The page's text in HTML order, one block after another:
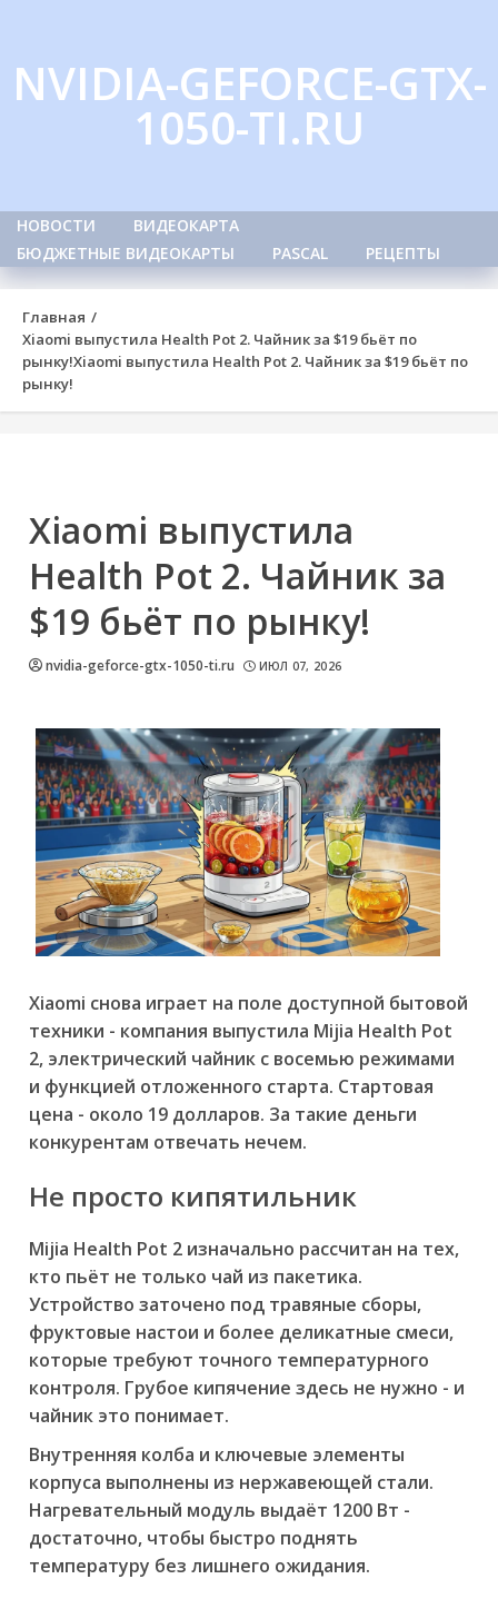
content
NVIDIA-GEFORCE-GTX-
1050-TI.RU
НОВОСТИ
ВИДЕОКАРТА
БЮДЖЕТНЫЕ ВИДЕОКАРТЫ
PASCAL РЕЦЕПТЫ
Главная
Xiaomi выпустила Health Pot 2. Чайник за $19 бьёт по
рынку!Xiaomi выпустила Health Pot 2. Чайник за $19 бьёт по
рынку!
Xiaomi выпустила
Health Pot 2. Чайник за
$19 бьёт по рынку!
nvidia-geforce-gtx-1050-ti.ru ИЮЛ 07, 2026
Xiaomi снова играет на поле доступной бытовой
техники - компания выпустила Mijia Health Pot
2, электрический чайник с восемью режимами
и функцией отложенного старта. Стартовая
цена - около 19 долларов. За такие деньги
конкурентам отвечать нечем.
Не просто кипятильник
Mijia Health Pot 2 изначально рассчитан на тех,
кто пьёт не только чай из пакетика.
Устройство заточено под травяные сборы,
фруктовые настои и более деликатные смеси,
которые требуют точного температурного
контроля. Грубое кипячение здесь не нужно - и
чайник это понимает.
Внутренняя колба и ключевые элементы
корпуса выполнены из нержавеющей стали.
Нагревательный модуль выдаёт 1200 Вт -
достаточно, чтобы быстро поднять
температуру без лишнего ожидания.